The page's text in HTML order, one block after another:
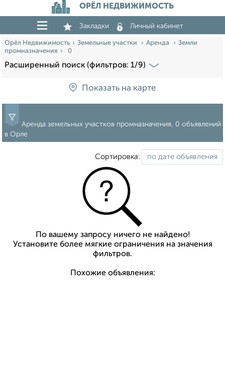
ОРЁЛ НЕДВИЖИМОСТЬ
Закладки Личный кабинет
Орёл Недвижимость Земельные участки Аренда
Земли
промназначения
0
Расширенный поиск (фильтров: 1/9)
Показать на карте
Аренда земельных участков промназначения, 0 объявлений
в Орле
Сортировка:
По вашему запросу ничего не найдено!
Установите более мягкие ограничения на значения
фильтров.
Похожие объявления: